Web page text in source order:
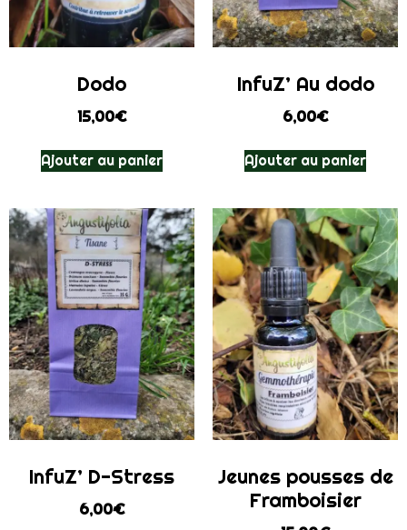
Dodo
15,00€
Ajouter au panier
InfuZ’ Au dodo
6,00€
Ajouter au panier
InfuZ’ D-Stress
6,00€
Jeunes pousses de
Framboisier